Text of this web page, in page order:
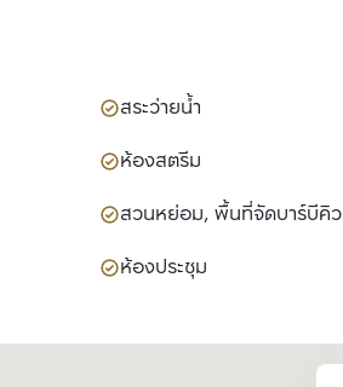
สระว่ายน้ำ
ห้องสตรีม
สวนหย่อม, พื้นที่จัดบาร์บีคิว
ห้องประชุม